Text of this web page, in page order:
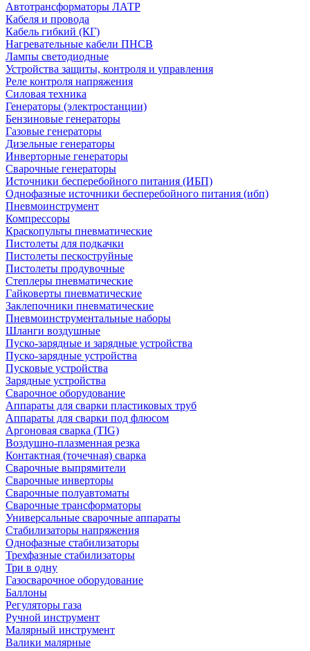
Автотрансформаторы ЛАТР
Кабеля и провода
Кабель гибкий (КГ)
Нагревательные кабели ПНСВ
Лампы светодиодные
Устройства защиты, контроля и управления
Реле контроля напряжения
Силовая техника
Генераторы (электростанции)
Бензиновые генераторы
Газовые генераторы
Дизельные генераторы
Инверторные генераторы
Сварочные генераторы
Источники бесперебойного питания (ИБП)
Однофазные источники бесперебойного питания (ибп)
Пневмоинструмент
Компрессоры
Краскопульты пневматические
Пистолеты для подкачки
Пистолеты пескоструйные
Пистолеты продувочные
Степлеры пневматические
Гайковерты пневматические
Заклепочники пневматические
Пневмоинструментальные наборы
Шланги воздушные
Пуско-зарядные и зарядные устройства
Пуско-зарядные устройства
Пусковые устройства
Зарядные устройства
Сварочное оборудование
Аппараты для сварки пластиковых труб
Аппараты для сварки под флюсом
Аргоновая сварка (TIG)
Воздушно-плазменная резка
Контактная (точечная) сварка
Сварочные выпрямители
Сварочные инверторы
Сварочные полуавтоматы
Сварочные трансформаторы
Универсальные сварочные аппараты
Стабилизаторы напряжения
Однофазные стабилизаторы
Трехфазные стабилизаторы
Три в одну
Газосварочное оборудование
Баллоны
Регуляторы газа
Ручной инструмент
Малярный инструмент
Валики малярные